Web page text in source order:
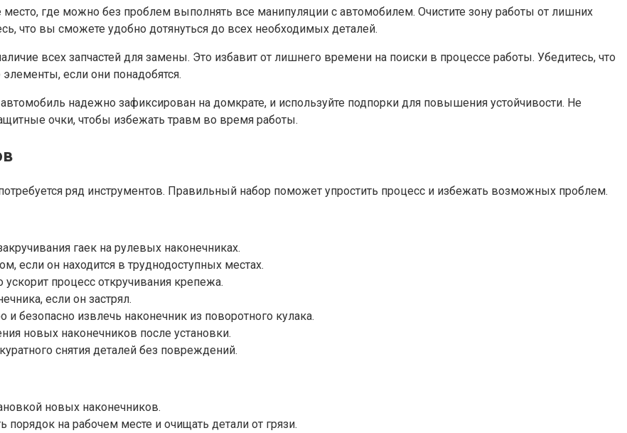
где можно без проблем выполнять все манипуляции с автомобилем. Очистите зону работы от лишних
что вы сможете удобно дотянуться до всех необходимых деталей.
всех запчастей для замены. Это избавит от лишнего времени на поиски в процессе работы. Убедитесь, что
если они понадобятся.
автомобиль надежно зафиксирован на домкрате, и используйте подпорки для повышения устойчивости. Не
очки, чтобы избежать травм во время работы.
ряд инструментов. Правильный набор поможет упростить процесс и избежать возможных проблем.
гаек на рулевых наконечниках.
если он находится в труднодоступных местах.
ускорит процесс откручивания крепежа.
если он застрял.
безопасно извлечь наконечник из поворотного кулака.
новых наконечников после установки.
снятия деталей без повреждений.
новых наконечников.
порядок на рабочем месте и очищать детали от грязи.